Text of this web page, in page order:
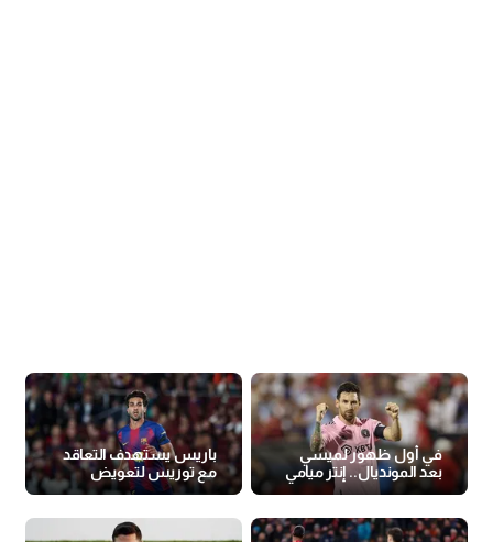
في أول ظهور لميسي
بعد المونديال.. إنتر ميامي
يتعادل مع كولومبوس
باريس يستهدف التعاقد
مع توريس لتعويض
جونزالو راموس